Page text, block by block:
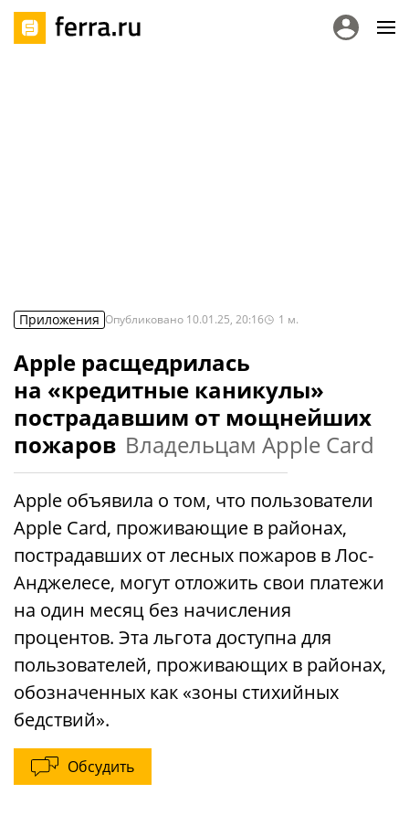
Приложения Опубликовано 10.01.25, 20:16 1 м.
Apple расщедрилась
на «кредитные каникулы»
пострадавшим от мощнейших
пожаров Владельцам Apple Card
Apple объявила о том, что пользователи
Apple Card, проживающие в районах,
пострадавших от лесных пожаров в Лос-
Анджелесе, могут отложить свои платежи
на один месяц без начисления
процентов. Эта льгота доступна для
пользователей, проживающих в районах,
обозначенных как «зоны стихийных
бедствий».
Обсудить